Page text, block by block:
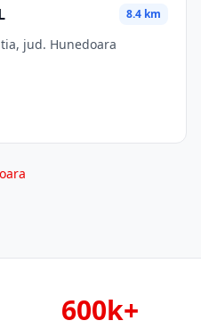
8.4 km
jud. Hunedoara
600k+